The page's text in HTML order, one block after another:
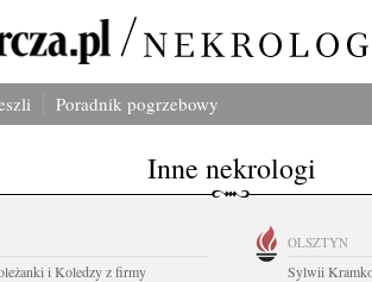
Poradnik pogrzebowy
Inne nekrologi
i Koledzy z firmy
OLSZTYN
Sylwii